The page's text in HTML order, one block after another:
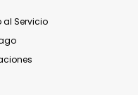
al Servicio